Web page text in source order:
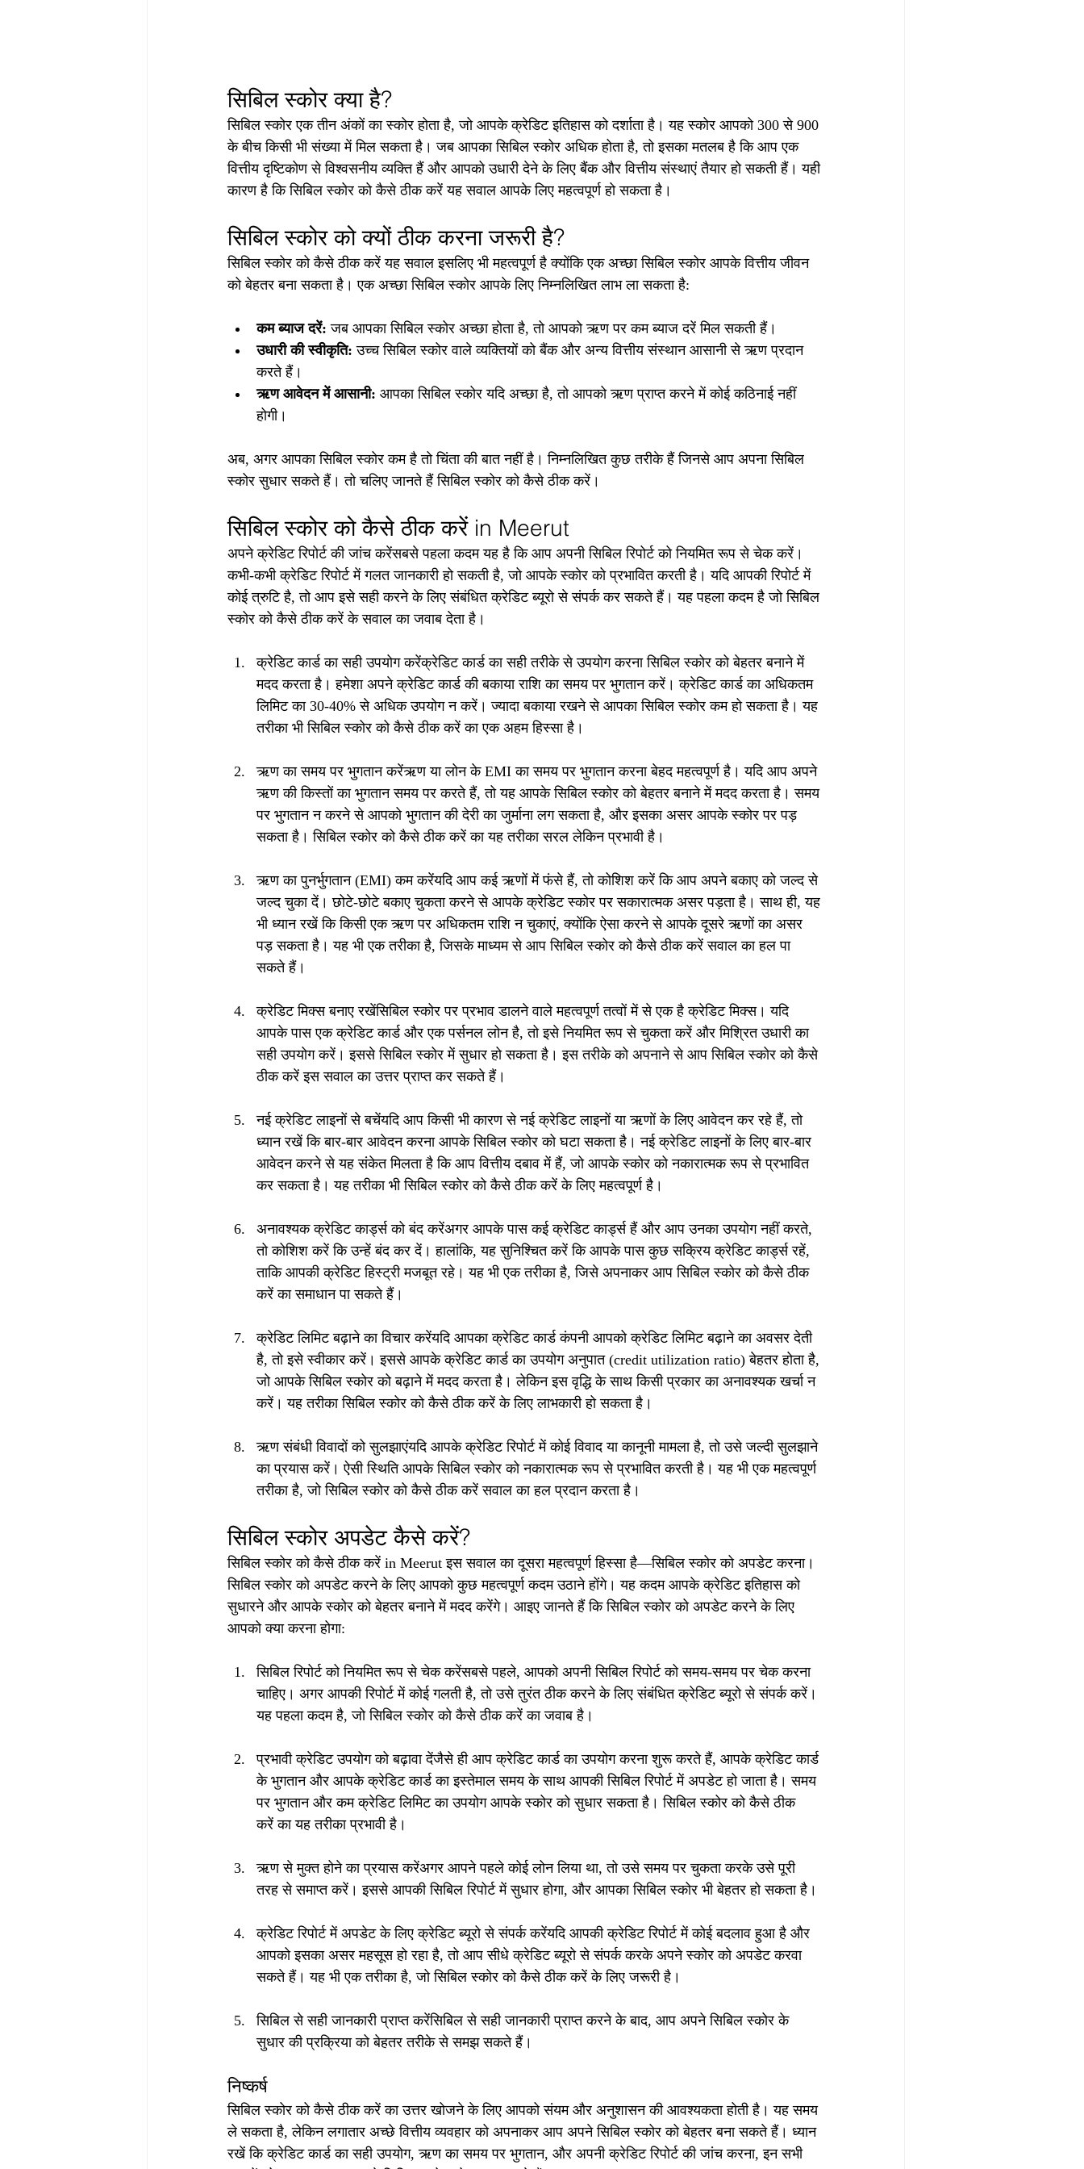
सिबिल स्कोर क्या है?
सिबिल स्कोर एक तीन अंकों का स्कोर होता है, जो आपके क्रेडिट इतिहास को दर्शाता है। यह स्कोर आपको 300 से 900
के बीच किसी भी संख्या में मिल सकता है। जब आपका सिबिल स्कोर अधिक होता है, तो इसका मतलब है कि आप एक
वित्तीय दृष्टिकोण से विश्वसनीय व्यक्ति हैं और आपको उधारी देने के लिए बैंक और वित्तीय संस्थाएं तैयार हो सकती हैं। यही
कारण है कि सिबिल स्कोर को कैसे ठीक करें यह सवाल आपके लिए महत्वपूर्ण हो सकता है।
सिबिल स्कोर को क्यों ठीक करना जरूरी है?
सिबिल स्कोर को कैसे ठीक करें यह सवाल इसलिए भी महत्वपूर्ण है क्योंकि एक अच्छा सिबिल स्कोर आपके वित्तीय जीवन
को बेहतर बना सकता है। एक अच्छा सिबिल स्कोर आपके लिए निम्नलिखित लाभ ला सकता है:
कम ब्याज दरें: जब आपका सिबिल स्कोर अच्छा होता है, तो आपको ऋण पर कम ब्याज दरें मिल सकती हैं।
उधारी की स्वीकृति: उच्च सिबिल स्कोर वाले व्यक्तियों को बैंक और अन्य वित्तीय संस्थान आसानी से ऋण प्रदान
करते हैं।
ऋण आवेदन में आसानी: आपका सिबिल स्कोर यदि अच्छा है, तो आपको ऋण प्राप्त करने में कोई कठिनाई नहीं
होगी।
अब, अगर आपका सिबिल स्कोर कम है तो चिंता की बात नहीं है। निम्नलिखित कुछ तरीके हैं जिनसे आप अपना सिबिल
स्कोर सुधार सकते हैं। तो चलिए जानते हैं सिबिल स्कोर को कैसे ठीक करें।
सिबिल स्कोर को कैसे ठीक करें in Meerut
अपने क्रेडिट रिपोर्ट की जांच करेंसबसे पहला कदम यह है कि आप अपनी सिबिल रिपोर्ट को नियमित रूप से चेक करें।
कभी-कभी क्रेडिट रिपोर्ट में गलत जानकारी हो सकती है, जो आपके स्कोर को प्रभावित करती है। यदि आपकी रिपोर्ट में
कोई त्रुटि है, तो आप इसे सही करने के लिए संबंधित क्रेडिट ब्यूरो से संपर्क कर सकते हैं। यह पहला कदम है जो सिबिल
स्कोर को कैसे ठीक करें के सवाल का जवाब देता है।
क्रेडिट कार्ड का सही उपयोग करेंक्रेडिट कार्ड का सही तरीके से उपयोग करना सिबिल स्कोर को बेहतर बनाने में
मदद करता है। हमेशा अपने क्रेडिट कार्ड की बकाया राशि का समय पर भुगतान करें। क्रेडिट कार्ड का अधिकतम
लिमिट का 30-40% से अधिक उपयोग न करें। ज्यादा बकाया रखने से आपका सिबिल स्कोर कम हो सकता है। यह
तरीका भी सिबिल स्कोर को कैसे ठीक करें का एक अहम हिस्सा है।
ऋण का समय पर भुगतान करेंऋण या लोन के EMI का समय पर भुगतान करना बेहद महत्वपूर्ण है। यदि आप अपने
ऋण की किस्तों का भुगतान समय पर करते हैं, तो यह आपके सिबिल स्कोर को बेहतर बनाने में मदद करता है। समय
पर भुगतान न करने से आपको भुगतान की देरी का जुर्माना लग सकता है, और इसका असर आपके स्कोर पर पड़
सकता है। सिबिल स्कोर को कैसे ठीक करें का यह तरीका सरल लेकिन प्रभावी है।
ऋण का पुनर्भुगतान (EMI) कम करेंयदि आप कई ऋणों में फंसे हैं, तो कोशिश करें कि आप अपने बकाए को जल्द से
जल्द चुका दें। छोटे-छोटे बकाए चुकता करने से आपके क्रेडिट स्कोर पर सकारात्मक असर पड़ता है। साथ ही, यह
भी ध्यान रखें कि किसी एक ऋण पर अधिकतम राशि न चुकाएं, क्योंकि ऐसा करने से आपके दूसरे ऋणों का असर
पड़ सकता है। यह भी एक तरीका है, जिसके माध्यम से आप सिबिल स्कोर को कैसे ठीक करें सवाल का हल पा
सकते हैं।
क्रेडिट मिक्स बनाए रखेंसिबिल स्कोर पर प्रभाव डालने वाले महत्वपूर्ण तत्वों में से एक है क्रेडिट मिक्स। यदि
आपके पास एक क्रेडिट कार्ड और एक पर्सनल लोन है, तो इसे नियमित रूप से चुकता करें और मिश्रित उधारी का
सही उपयोग करें। इससे सिबिल स्कोर में सुधार हो सकता है। इस तरीके को अपनाने से आप सिबिल स्कोर को कैसे
ठीक करें इस सवाल का उत्तर प्राप्त कर सकते हैं।
नई क्रेडिट लाइनों से बचेंयदि आप किसी भी कारण से नई क्रेडिट लाइनों या ऋणों के लिए आवेदन कर रहे हैं, तो
ध्यान रखें कि बार-बार आवेदन करना आपके सिबिल स्कोर को घटा सकता है। नई क्रेडिट लाइनों के लिए बार-बार
आवेदन करने से यह संकेत मिलता है कि आप वित्तीय दबाव में हैं, जो आपके स्कोर को नकारात्मक रूप से प्रभावित
कर सकता है। यह तरीका भी सिबिल स्कोर को कैसे ठीक करें के लिए महत्वपूर्ण है।
अनावश्यक क्रेडिट कार्ड्स को बंद करेंअगर आपके पास कई क्रेडिट कार्ड्स हैं और आप उनका उपयोग नहीं करते,
तो कोशिश करें कि उन्हें बंद कर दें। हालांकि, यह सुनिश्चित करें कि आपके पास कुछ सक्रिय क्रेडिट कार्ड्स रहें,
ताकि आपकी क्रेडिट हिस्ट्री मजबूत रहे। यह भी एक तरीका है, जिसे अपनाकर आप सिबिल स्कोर को कैसे ठीक
करें का समाधान पा सकते हैं।
क्रेडिट लिमिट बढ़ाने का विचार करेंयदि आपका क्रेडिट कार्ड कंपनी आपको क्रेडिट लिमिट बढ़ाने का अवसर देती
है, तो इसे स्वीकार करें। इससे आपके क्रेडिट कार्ड का उपयोग अनुपात (credit utilization ratio) बेहतर होता है,
जो आपके सिबिल स्कोर को बढ़ाने में मदद करता है। लेकिन इस वृद्धि के साथ किसी प्रकार का अनावश्यक खर्चा न
करें। यह तरीका सिबिल स्कोर को कैसे ठीक करें के लिए लाभकारी हो सकता है।
ऋण संबंधी विवादों को सुलझाएंयदि आपके क्रेडिट रिपोर्ट में कोई विवाद या कानूनी मामला है, तो उसे जल्दी सुलझाने
का प्रयास करें। ऐसी स्थिति आपके सिबिल स्कोर को नकारात्मक रूप से प्रभावित करती है। यह भी एक महत्वपूर्ण
तरीका है, जो सिबिल स्कोर को कैसे ठीक करें सवाल का हल प्रदान करता है।
सिबिल स्कोर अपडेट कैसे करें?
सिबिल स्कोर को कैसे ठीक करें in Meerut इस सवाल का दूसरा महत्वपूर्ण हिस्सा है—सिबिल स्कोर को अपडेट करना।
सिबिल स्कोर को अपडेट करने के लिए आपको कुछ महत्वपूर्ण कदम उठाने होंगे। यह कदम आपके क्रेडिट इतिहास को
सुधारने और आपके स्कोर को बेहतर बनाने में मदद करेंगे। आइए जानते हैं कि सिबिल स्कोर को अपडेट करने के लिए
आपको क्या करना होगा:
सिबिल रिपोर्ट को नियमित रूप से चेक करेंसबसे पहले, आपको अपनी सिबिल रिपोर्ट को समय-समय पर चेक करना
चाहिए। अगर आपकी रिपोर्ट में कोई गलती है, तो उसे तुरंत ठीक करने के लिए संबंधित क्रेडिट ब्यूरो से संपर्क करें।
यह पहला कदम है, जो सिबिल स्कोर को कैसे ठीक करें का जवाब है।
प्रभावी क्रेडिट उपयोग को बढ़ावा देंजैसे ही आप क्रेडिट कार्ड का उपयोग करना शुरू करते हैं, आपके क्रेडिट कार्ड
के भुगतान और आपके क्रेडिट कार्ड का इस्तेमाल समय के साथ आपकी सिबिल रिपोर्ट में अपडेट हो जाता है। समय
पर भुगतान और कम क्रेडिट लिमिट का उपयोग आपके स्कोर को सुधार सकता है। सिबिल स्कोर को कैसे ठीक
करें का यह तरीका प्रभावी है।
ऋण से मुक्त होने का प्रयास करेंअगर आपने पहले कोई लोन लिया था, तो उसे समय पर चुकता करके उसे पूरी
तरह से समाप्त करें। इससे आपकी सिबिल रिपोर्ट में सुधार होगा, और आपका सिबिल स्कोर भी बेहतर हो सकता है।
क्रेडिट रिपोर्ट में अपडेट के लिए क्रेडिट ब्यूरो से संपर्क करेंयदि आपकी क्रेडिट रिपोर्ट में कोई बदलाव हुआ है और
आपको इसका असर महसूस हो रहा है, तो आप सीधे क्रेडिट ब्यूरो से संपर्क करके अपने स्कोर को अपडेट करवा
सकते हैं। यह भी एक तरीका है, जो सिबिल स्कोर को कैसे ठीक करें के लिए जरूरी है।
सिबिल से सही जानकारी प्राप्त करेंसिबिल से सही जानकारी प्राप्त करने के बाद, आप अपने सिबिल स्कोर के
सुधार की प्रक्रिया को बेहतर तरीके से समझ सकते हैं।
निष्कर्ष
सिबिल स्कोर को कैसे ठीक करें का उत्तर खोजने के लिए आपको संयम और अनुशासन की आवश्यकता होती है। यह समय
ले सकता है, लेकिन लगातार अच्छे वित्तीय व्यवहार को अपनाकर आप अपने सिबिल स्कोर को बेहतर बना सकते हैं। ध्यान
रखें कि क्रेडिट कार्ड का सही उपयोग, ऋण का समय पर भुगतान, और अपनी क्रेडिट रिपोर्ट की जांच करना, इन सभी